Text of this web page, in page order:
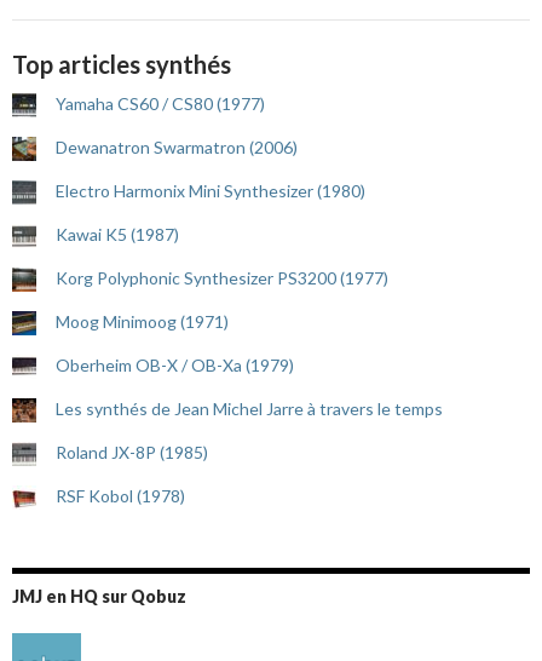
Top articles synthés
Yamaha CS60 / CS80 (1977)
Dewanatron Swarmatron (2006)
Electro Harmonix Mini Synthesizer (1980)
Kawai K5 (1987)
Korg Polyphonic Synthesizer PS3200 (1977)
Moog Minimoog (1971)
Oberheim OB-X / OB-Xa (1979)
Les synthés de Jean Michel Jarre à travers le temps
Roland JX-8P (1985)
RSF Kobol (1978)
JMJ en HQ sur Qobuz